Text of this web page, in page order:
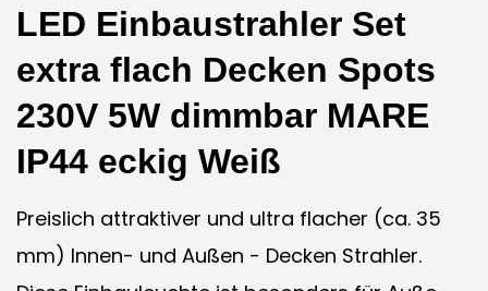
LED Einbaustrahler Set
extra flach Decken Spots
230V 5W dimmbar MARE
IP44 eckig Weiß
Preislich attraktiver und ultra flacher (ca. 35
mm) Innen- und Außen - Decken Strahler.